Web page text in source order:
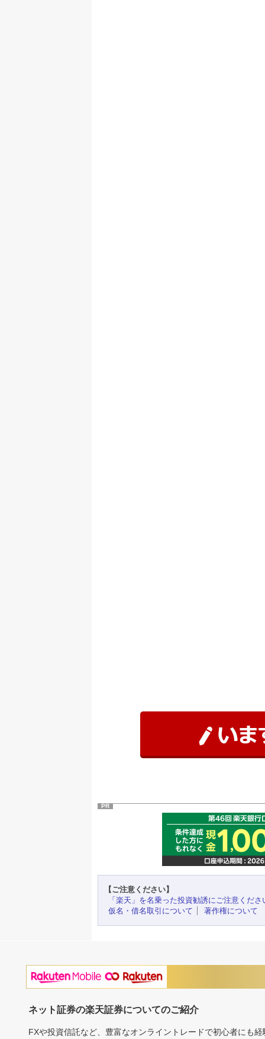
PR
【ご注意ください】
「楽天」を名乗った投資勧誘にご注意くださ
仮名・借名取引について
著作権について
ネット証券の楽天証券についてのご紹介
FXや投資信託など、豊富なオンライントレードで初心者にも